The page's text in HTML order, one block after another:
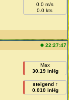
0.0 m/s
0.0 kts
22:27:47
Max
30.19 inHg
steigend ↑
0.010 inHg